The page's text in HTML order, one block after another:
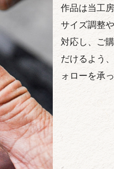
作品は当工
サイズ調整
対応し、ご
だけるよう
ォローを承